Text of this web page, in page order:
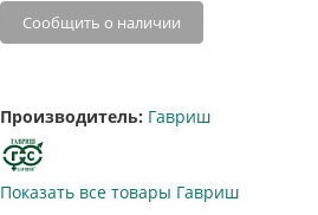
Сообщить о наличии
Производитель: Гавриш
Показать все товары Гавриш